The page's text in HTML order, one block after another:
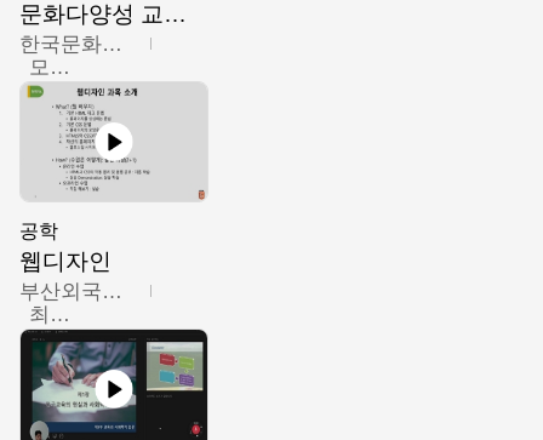
문화다양성 교육의 이해
한국문화예술교육진흥원
모경환,성상환,정문성
공학
웹디자인
부산외국어대학교
최진오